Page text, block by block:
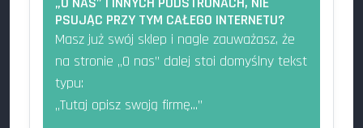
PSUJĄC PRZY TYM CAŁEGO INTERNETU?
Masz już swój sklep i nagle zauważasz, że
na stronie „O nas” dalej stoi domyślny tekst
typu:
„Tutaj opisz swoją firmę...”